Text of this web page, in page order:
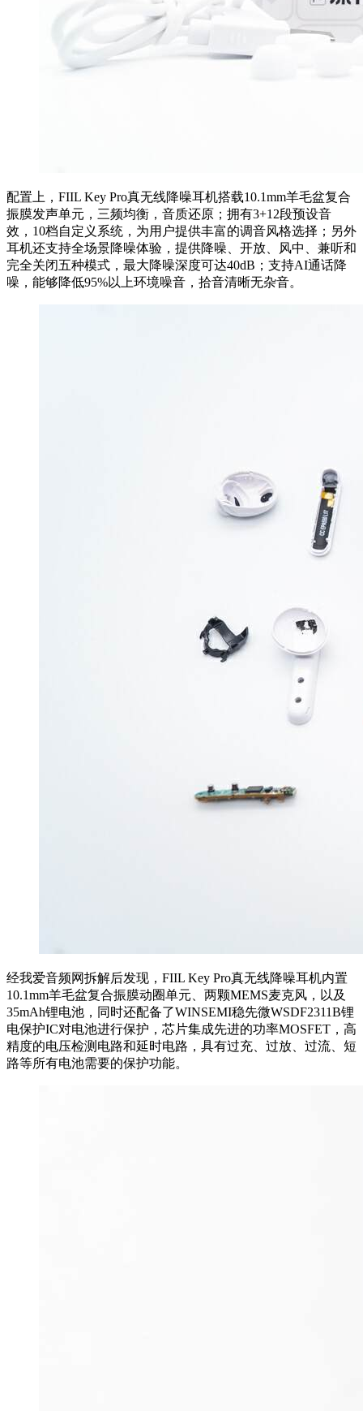
配置上，FIIL Key Pro真无线降噪耳机搭载10.1mm羊毛盆复合
振膜发声单元，三频均衡，音质还原；拥有3+12段预设音
效，10档自定义系统，为用户提供丰富的调音风格选择；另外
耳机还支持全场景降噪体验，提供降噪、开放、风中、兼听和
完全关闭五种模式，最大降噪深度可达40dB；支持AI通话降
噪，能够降低95%以上环境噪音，拾音清晰无杂音。
经我爱音频网拆解后发现，FIIL Key Pro真无线降噪耳机内置
10.1mm羊毛盆复合振膜动圈单元、两颗MEMS麦克风，以及
35mAh锂电池，同时还配备了WINSEMI稳先微WSDF2311B锂
电保护IC对电池进行保护，芯片集成先进的功率MOSFET，高
精度的电压检测电路和延时电路，具有过充、过放、过流、短
路等所有电池需要的保护功能。